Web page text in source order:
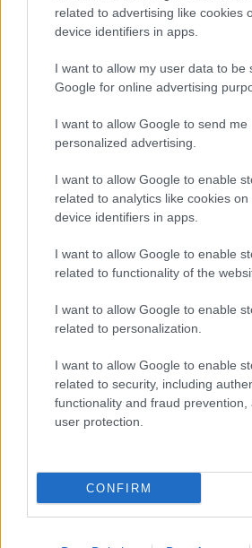
related to advertising like cookies
device identifiers in apps.
I want to allow my user data to be
Google for online advertising
I want to allow Google to send me
personalized advertising.
I want to allow Google to enable
related to analytics like cookies on
device identifiers in apps.
I want to allow Google to enable
related to functionality of the
I want to allow Google to enable
related to personalization.
I want to allow Google to enable
related to security, including
functionality and fraud prevention,
user protection.
CONFIRM
8 órája
Kerékpáros világbajnokságra
F1-es nyári
1 napja